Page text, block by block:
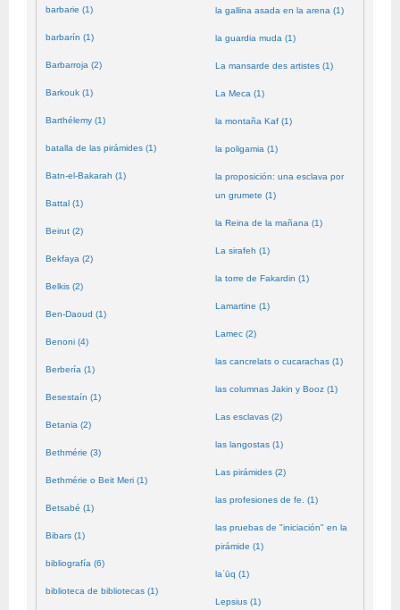
barbarie (1)
barbarín (1)
Barbarroja (2)
Barkouk (1)
Barthélemy (1)
batalla de las pirámides (1)
Batn-el-Bakarah (1)
Battal (1)
Beirut (2)
Bekfaya (2)
Belkis (2)
Ben-Daoud (1)
Benoni (4)
Berbería (1)
Besestaín (1)
Betania (2)
Bethmérie (3)
Bethmérie o Beit Meri (1)
Betsabé (1)
Bibars (1)
bibliografía (6)
biblioteca de bibliotecas (1)
la gallina asada en la arena (1)
la guardia muda (1)
La mansarde des artistes (1)
La Meca (1)
la montaña Kaf (1)
la poligamia (1)
la proposición: una esclava por
un grumete (1)
la Reina de la mañana (1)
La sirafeh (1)
la torre de Fakardin (1)
Lamartine (1)
Lamec (2)
las cancrelats o cucarachas (1)
las columnas Jakin y Booz (1)
Las esclavas (2)
las langostas (1)
Las pirámides (2)
las profesiones de fe. (1)
las pruebas de "iniciación" en la
pirámide (1)
laʿūq (1)
Lepsius (1)